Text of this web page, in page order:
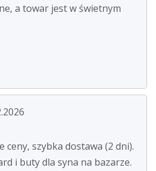
a towar jest w świetnym
ceny, szybka dostawa (2 dni).
i buty dla syna na bazarze.